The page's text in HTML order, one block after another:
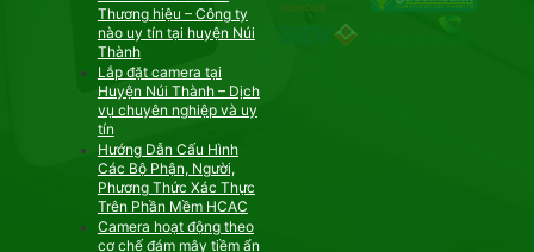
Thương hiệu – Công ty
nào uy tín tại huyện Núi
Thành
Lắp đặt camera tại
Huyện Núi Thành – Dịch
vụ chuyên nghiệp và uy
tín
Hướng Dẫn Cấu Hình
Các Bộ Phận, Người,
Phương Thức Xác Thực
Trên Phần Mềm HCAC
Camera hoạt động theo
cơ chế đám mây tiềm ẩn